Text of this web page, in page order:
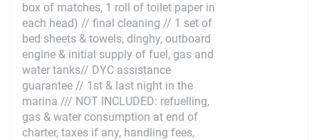
07/08/2027 - 14/08/2027
Забронировать
14/08/2027 - 21/08/2027
Забронировать
21/08/2027 - 28/08/2027
Забронировать
box of matches, 1 roll of toilet paper in
each head) // final cleaning // 1 set of
bed sheets & towels, dinghy, outboard
engine & initial supply of fuel, gas and
water tanks// DYC assistance
guarantee // 1st & last night in the
marina /// NOT INCLUDED: refuelling,
gas & water consumption at end of
charter, taxes if any, handling fees,